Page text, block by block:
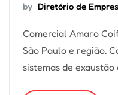
by Diretório de
Comercial Amaro
São Paulo e região.
sistemas de exaustão